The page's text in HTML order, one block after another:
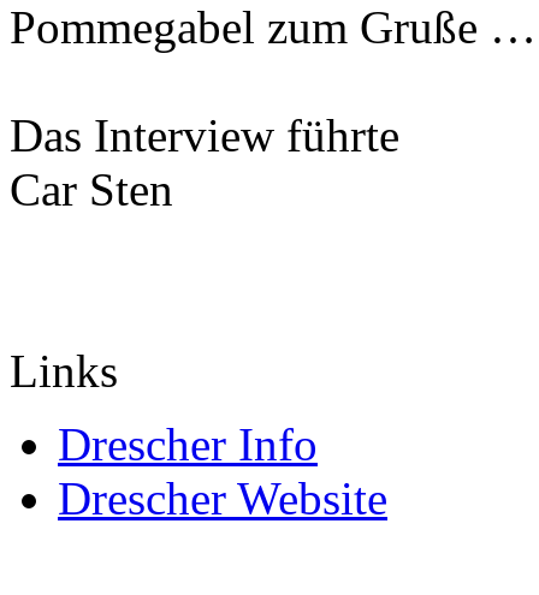
Pommegabel zum Gruße …
Das Interview führte
Car Sten
Links
Drescher Info
Drescher Website